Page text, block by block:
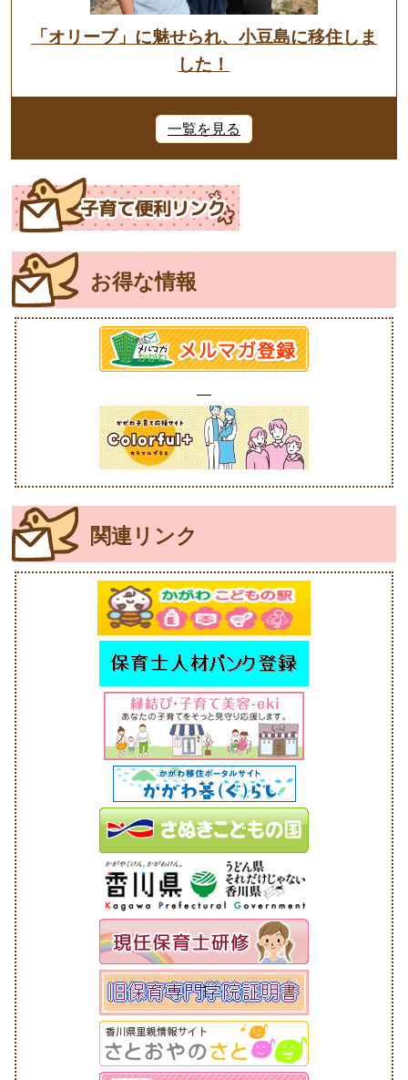
「オリーブ」に魅せられ、小豆島に移住しま
した！
一覧を見る
お得な情報
関連リンク